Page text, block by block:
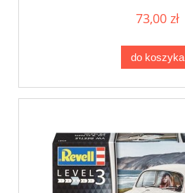
73,00 zł
do koszyka